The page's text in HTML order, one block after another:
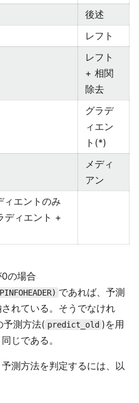
後述
レフト
レフト
+ 相関
除去
グラデ
ィエン
ト(*)
メディ
アン
ィエントのみ
ディエント +
0の場合
であれば、予測
れている。そうでなけれ
予測方法( predict_old )を用
じである。
測方法を判定するには、以